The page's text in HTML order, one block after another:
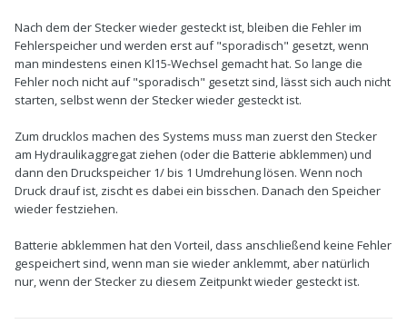
Nach dem der Stecker wieder gesteckt ist, bleiben die Fehler im
Fehlerspeicher und werden erst auf "sporadisch" gesetzt, wenn
man mindestens einen Kl15-Wechsel gemacht hat. So lange die
Fehler noch nicht auf "sporadisch" gesetzt sind, lässt sich auch nicht
starten, selbst wenn der Stecker wieder gesteckt ist.
Zum drucklos machen des Systems muss man zuerst den Stecker
am Hydraulikaggregat ziehen (oder die Batterie abklemmen) und
dann den Druckspeicher 1/ bis 1 Umdrehung lösen. Wenn noch
Druck drauf ist, zischt es dabei ein bisschen. Danach den Speicher
wieder festziehen.
Batterie abklemmen hat den Vorteil, dass anschließend keine Fehler
gespeichert sind, wenn man sie wieder anklemmt, aber natürlich
nur, wenn der Stecker zu diesem Zeitpunkt wieder gesteckt ist.